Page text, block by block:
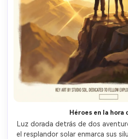
Héroes en la hora
Luz dorada detrás de dos
el resplandor solar enmarca sus